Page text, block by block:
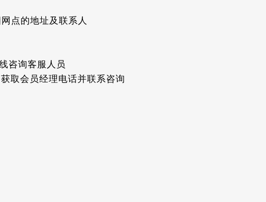
点的地址及联系人
咨询客服人员
取会员经理电话并联系咨询